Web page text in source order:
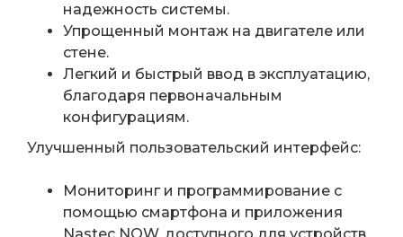
надежность системы.
Упрощенный монтаж на двигателе или
стене.
Легкий и быстрый ввод в эксплуатацию,
благодаря первоначальным
конфигурациям.
Улучшенный пользовательский интерфейс:
Мониторинг и программирование с
помощью смартфона и приложения